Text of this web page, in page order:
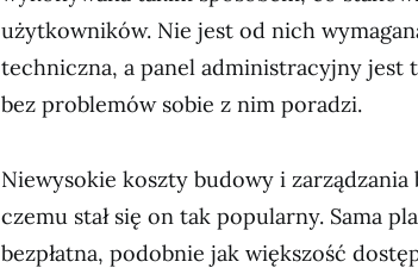
użytkowników. Nie jest od nich
techniczna, a panel administracyjny
bez problemów sobie z nim poradzi.
Niewysokie koszty budowy i
czemu stał się on tak popularny. Sama
bezpłatna, podobnie jak większość